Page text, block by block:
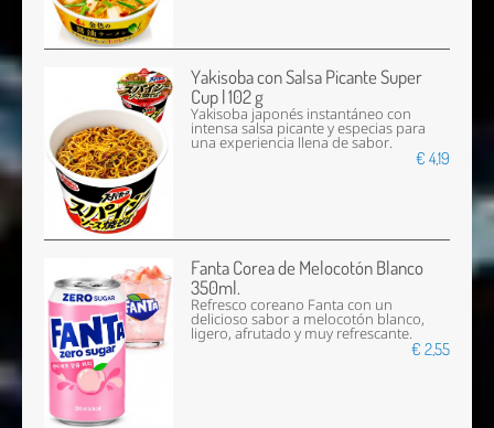
Yakisoba con Salsa Picante Super
Cup | 102 g
Yakisoba japonés instantáneo con
intensa salsa picante y especias para
una experiencia llena de sabor.
€ 4,19
Fanta Corea de Melocotón Blanco
350ml.
Refresco coreano Fanta con un
delicioso sabor a melocotón blanco,
ligero, afrutado y muy refrescante.
€ 2,55